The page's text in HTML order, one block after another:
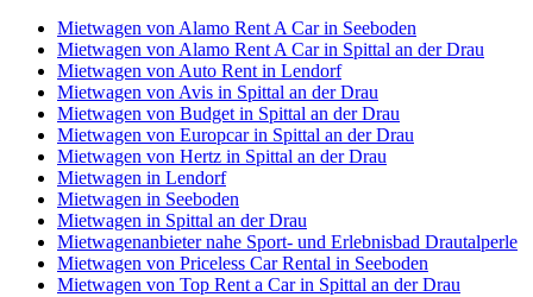
Mietwagen von Alamo Rent A Car in Seeboden
Mietwagen von Alamo Rent A Car in Spittal an der Drau
Mietwagen von Auto Rent in Lendorf
Mietwagen von Avis in Spittal an der Drau
Mietwagen von Budget in Spittal an der Drau
Mietwagen von Europcar in Spittal an der Drau
Mietwagen von Hertz in Spittal an der Drau
Mietwagen in Lendorf
Mietwagen in Seeboden
Mietwagen in Spittal an der Drau
Mietwagenanbieter nahe Sport- und Erlebnisbad Drautalperle
Mietwagen von Priceless Car Rental in Seeboden
Mietwagen von Top Rent a Car in Spittal an der Drau